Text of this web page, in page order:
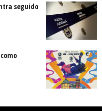
seguido